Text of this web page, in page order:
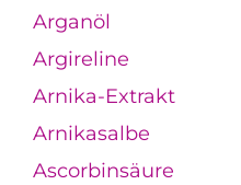
Arganöl
Argireline
Arnika-Extrakt
Arnikasalbe
Ascorbinsäure